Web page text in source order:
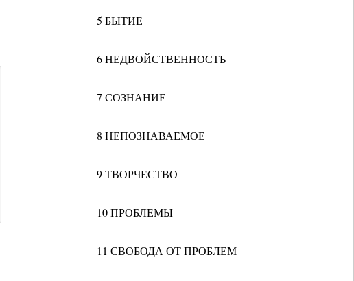
5 БЫТИЕ
6 НЕДВОЙСТВЕННОСТЬ
7 СОЗНАНИЕ
8 НЕПОЗНАВАЕМОЕ
9 ТВОРЧЕСТВО
10 ПРОБЛЕМЫ
11 СВОБОДА ОТ ПРОБЛЕМ